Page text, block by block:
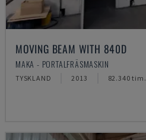
MOVING BEAM WITH 840D
MAKA - PORTALFRÄSMASKIN
TYSKLAND 2013 82.340 tim.